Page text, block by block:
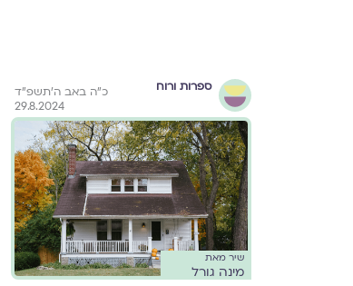
ספרות ורוח
כ״ה באב ה׳תשפ״ד
29.8.2024
שיר מאת
מינה גורל